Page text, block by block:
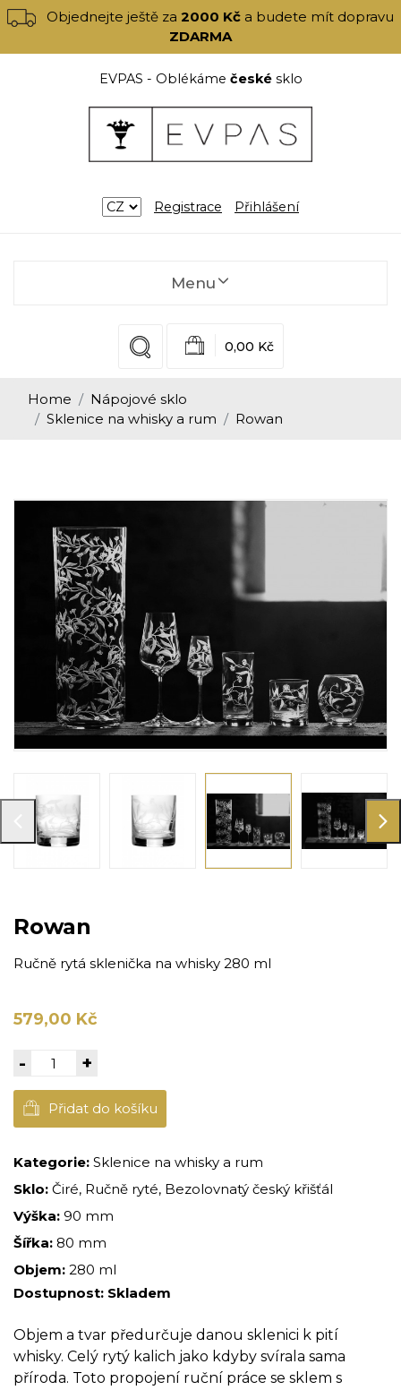
Objednejte ještě za2000 Kč a budete mít dopravu
ZDARMA
EVPAS - Oblékáme českésklo
Registrace Přihlášení
Menu
0,00 Kč
Home
Nápojové sklo
Sklenice na whisky a rum
Rowan
Rowan
Ručně rytá sklenička na whisky 280 ml
579,00 Kč
- +
Přidat do košíku
Kategorie: Sklenice na whisky a rum
Sklo: Čiré, Ručně ryté, Bezolovnatý český křišťál
Výška: 90 mm
Šířka: 80 mm
Objem: 280 ml
Dostupnost: Skladem
Objem a tvar předurčuje danou sklenici k pití
whisky. Celý rytý kalich jako kdyby svírala sama
příroda. Toto propojení ruční práce se sklem s